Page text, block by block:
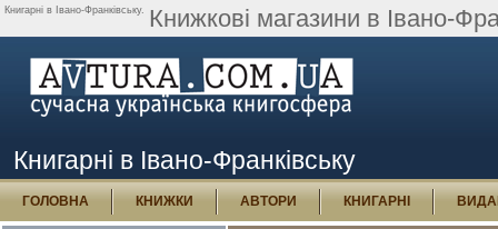
Книгарні в Івано-Франківську. Книжкові магазини в Івано-
Книгарні в Івано-Франківську
ГОЛОВНА КНИЖКИ АВТОРИ КНИГАРНІ